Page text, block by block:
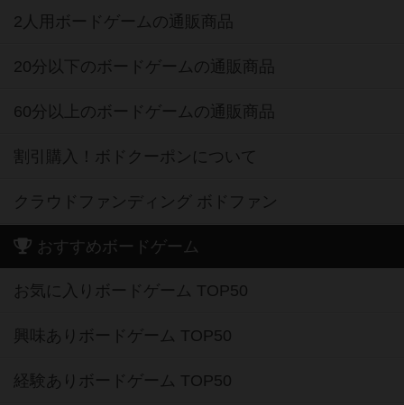
2人用ボードゲームの通販商品
20分以下のボードゲームの通販商品
60分以上のボードゲームの通販商品
割引購入！ボドクーポンについて
クラウドファンディング ボドファン
おすすめボードゲーム
お気に入りボードゲーム TOP50
興味ありボードゲーム TOP50
経験ありボードゲーム TOP50